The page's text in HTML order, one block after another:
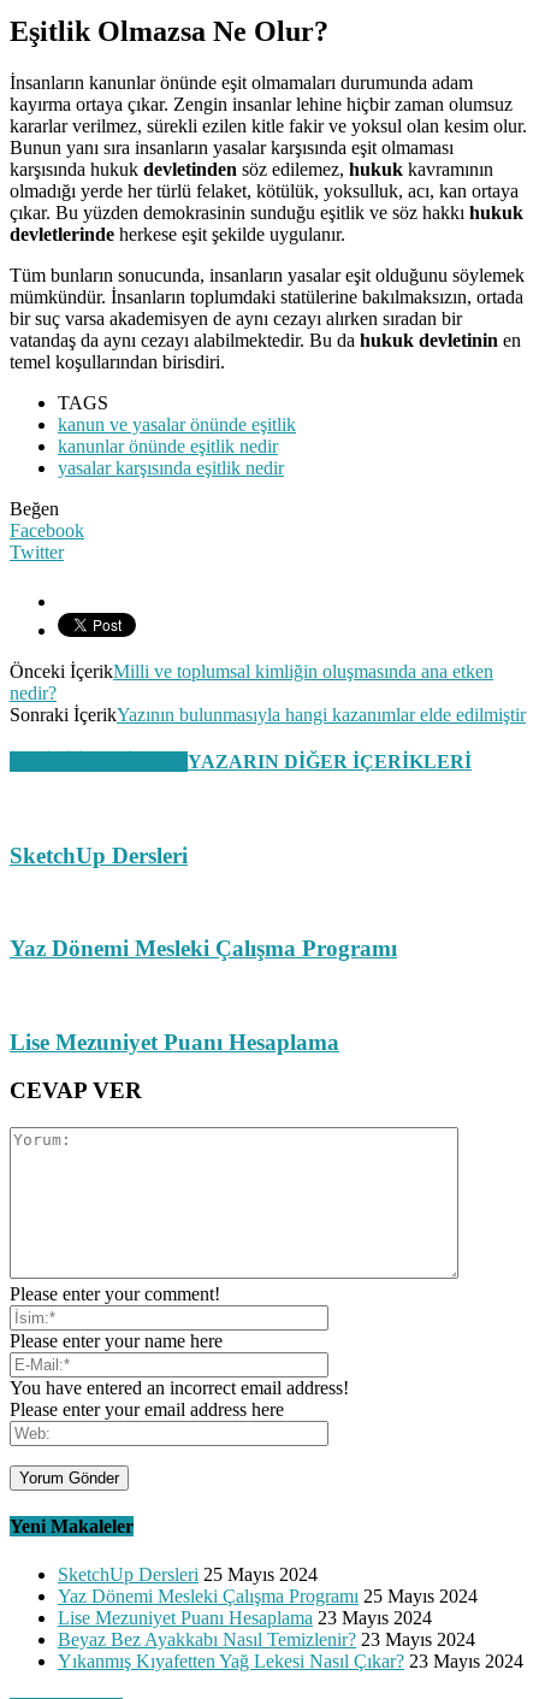
Eşitlik Olmazsa Ne Olur?
İnsanların kanunlar önünde eşit olmamaları durumunda adam
kayırma ortaya çıkar. Zengin insanlar lehine hiçbir zaman olumsuz
kararlar verilmez, sürekli ezilen kitle fakir ve yoksul olan kesim olur.
Bunun yanı sıra insanların yasalar karşısında eşit olmaması
karşısında hukuk devletinden söz edilemez, hukuk kavramının
olmadığı yerde her türlü felaket, kötülük, yoksulluk, acı, kan ortaya
çıkar. Bu yüzden demokrasinin sunduğu eşitlik ve söz hakkı hukuk
devletlerinde herkese eşit şekilde uygulanır.
Tüm bunların sonucunda, insanların yasalar eşit olduğunu söylemek
mümkündür. İnsanların toplumdaki statülerine bakılmaksızın, ortada
bir suç varsa akademisyen de aynı cezayı alırken sıradan bir
vatandaş da aynı cezayı alabilmektedir. Bu da hukuk devletinin en
temel koşullarından birisdiri.
TAGS
kanun ve yasalar önünde eşitlik
kanunlar önünde eşitlik nedir
yasalar karşısında eşitlik nedir
Beğen
Facebook
Twitter
Önceki İçerikMilli ve toplumsal kimliğin oluşmasında ana etken
nedir?
Sonraki İçerikYazının bulunmasıyla hangi kazanımlar elde edilmiştir​
YAZARIN DİĞER İÇERİKLERİ
SketchUp Dersleri
Yaz Dönemi Mesleki Çalışma Programı
Lise Mezuniyet Puanı Hesaplama
CEVAP VER
Please enter your comment!
Please enter your name here
You have entered an incorrect email address!
Please enter your email address here
Yeni Makaleler
SketchUp Dersleri 25 Mayıs 2024
Yaz Dönemi Mesleki Çalışma Programı 25 Mayıs 2024
Lise Mezuniyet Puanı Hesaplama 23 Mayıs 2024
Beyaz Bez Ayakkabı Nasıl Temizlenir? 23 Mayıs 2024
Yıkanmış Kıyafetten Yağ Lekesi Nasıl Çıkar? 23 Mayıs 2024